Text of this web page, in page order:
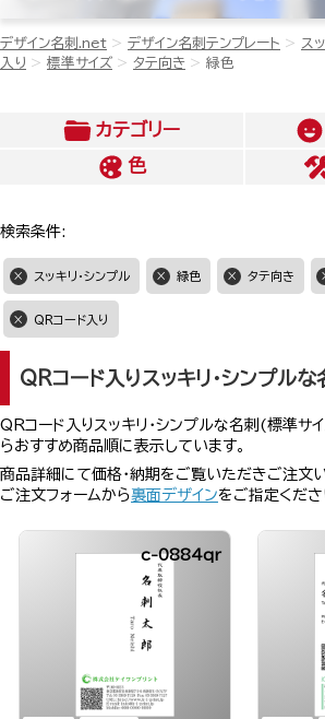
デザイン名刺.net デザイン名刺テンプレート ス
入り
標準サイズ タテ向き 緑色
カテゴリー
色
検索条件:
スッキリ・シンプル 緑色 タテ向き
QRコード入り
QRコード入りスッキリ・シンプル
QRコード入りスッキリ・シンプルな名刺(標準サ
らおすすめ商品順に表示しています。
商品詳細にて価格・納期をご覧いただきご注文
ご注文フォームから裏面デザインをご指定くださ
c-0884qr